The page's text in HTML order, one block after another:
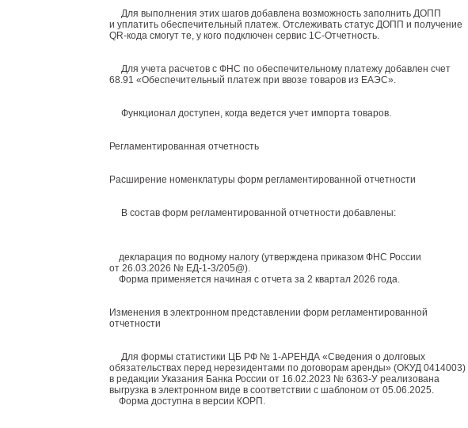
Для выполнения этих шагов добавлена возможность заполнить ДОПП
и уплатить обеспечительный платеж. Отслеживать статус ДОПП и получение
QR-кода смогут те, у кого подключен сервис 1С-Отчетность.
Для учета расчетов с ФНС по обеспечительному платежу добавлен счет
68.91 «Обеспечительный платеж при ввозе товаров из ЕАЭС».
Функционал доступен, когда ведется учет импорта товаров.
Регламентированная отчетность
Расширение номенклатуры форм регламентированной отчетности
В состав форм регламентированной отчетности добавлены:
декларация по водному налогу (утверждена приказом ФНС России
от 26.03.2026 № ЕД-1-3/205@).
Форма применяется начиная с отчета за 2 квартал 2026 года.
Изменения в электронном представлении форм регламентированной
отчетности
Для формы статистики ЦБ РФ № 1-АРЕНДА «Сведения о долговых
обязательствах перед нерезидентами по договорам аренды» (ОКУД 0414003)
в редакции Указания Банка России от 16.02.2023 № 6363-У реализована
выгрузка в электронном виде в соответствии с шаблоном от 05.06.2025.
Форма доступна в версии КОРП.